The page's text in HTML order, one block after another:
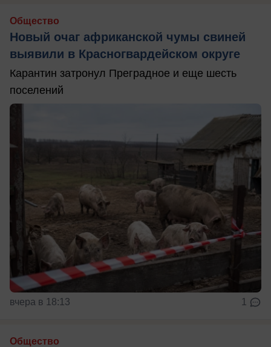
Общество
Новый очаг африканской чумы свиней
выявили в Красногвардейском округе
Карантин затронул Преградное и еще шесть
поселений
вчера в 18:13 1
Общество